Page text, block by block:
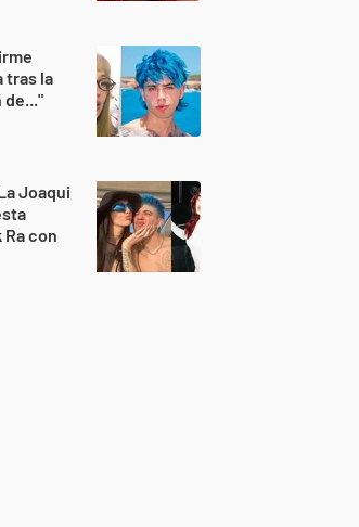
tras la
de..."
Joaqui
con